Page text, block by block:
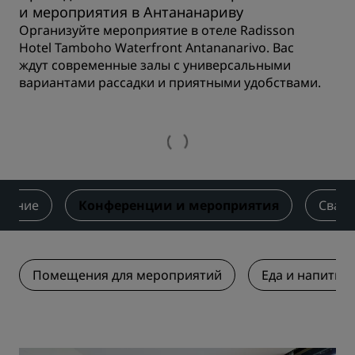
и мероприятия в Антананариву
Организуйте мероприятие в отеле Radisson
Hotel Tamboho Waterfront Antananarivo. Вас
ждут современные залы с универсальными
вариантами рассадки и приятными удобствами.
Конференции и мероприятия
Помещения для мероприятий Еда и напитки